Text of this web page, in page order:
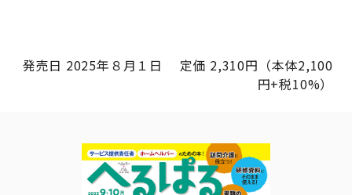
発売日 2025年８月１日 定価 2,310円（本体2,100
円+税10%）